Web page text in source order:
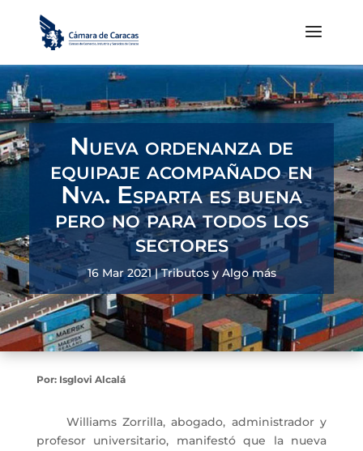
Nueva ordenanza de
equipaje acompañado en
Nva. Esparta es buena
pero no para todos los
sectores
16 Mar 2021|Tributos y Algo más
Por: Isglovi Alcalá
Williams Zorrilla, abogado, administrador y
profesor universitario, manifestó que la nueva